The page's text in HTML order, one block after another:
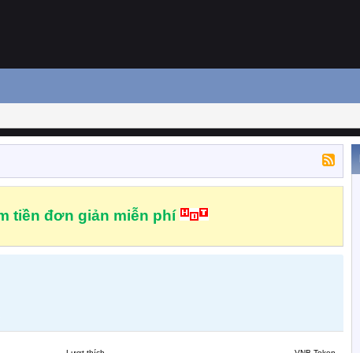
tiền đơn giản miễn phí